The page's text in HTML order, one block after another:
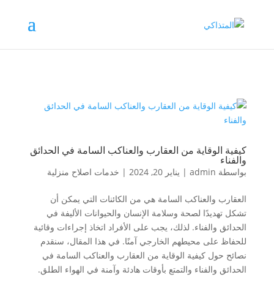
كيفية الوقاية من العقارب والعناكب السامة في الحدائق
والفناء
بواسطة admin
| يناير 20, 2024 | خدمات اصلاح منزلية
العقارب والعناكب السامة هي من الكائنات التي يمكن أن
تشكل تهديدًا لصحة وسلامة الإنسان والحيوانات الأليفة في
الحدائق والفناء. لذلك، يجب على الأفراد اتخاذ إجراءات وقائية
للحفاظ على محيطهم الخارجي آمنًا. في هذا المقال، سنقدم
نصائح حول كيفية الوقاية من العقارب والعناكب السامة في
الحدائق والفناء والتمتع بأوقات هادئة وآمنة في الهواء الطلق.